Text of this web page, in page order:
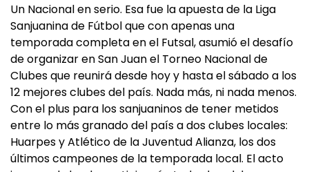
Un Nacional en serio. Esa fue la apuesta de la Liga
Sanjuanina de Fútbol que con apenas una
temporada completa en el Futsal, asumió el desafío
de organizar en San Juan el Torneo Nacional de
Clubes que reunirá desde hoy y hasta el sábado a los
12 mejores clubes del país. Nada más, ni nada menos.
Con el plus para los sanjuaninos de tener metidos
entre lo más granado del país a dos clubes locales:
Huarpes y Atlético de la Juventud Alianza, los dos
últimos campeones de la temporada local. El acto